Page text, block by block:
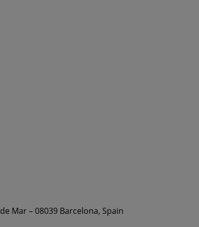
Mar – 08039 Barcelona, Spain